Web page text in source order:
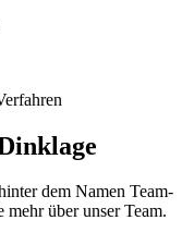
dem Namen Team-
über unser Team.